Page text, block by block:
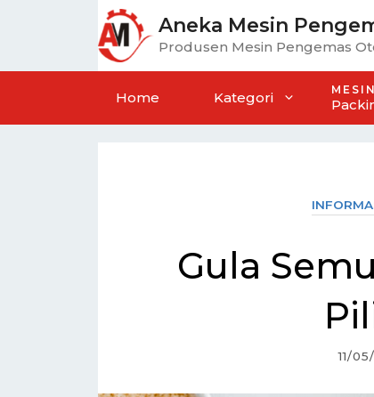
Aneka Mesin
Produsen Mesin Pengemas
Home Kategori MESIN
Gula
11/